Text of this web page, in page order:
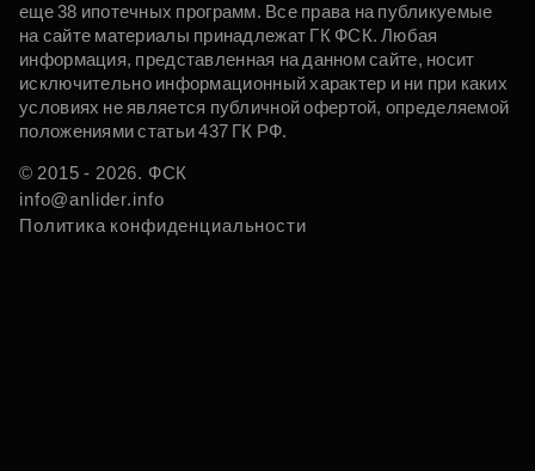
еще 38 ипотечных программ. Все права на публикуемые
на сайте материалы принадлежат ГК ФСК. Любая
информация, представленная на данном сайте, носит
исключительно информационный характер и ни при каких
условиях не является публичной офертой, определяемой
положениями статьи 437 ГК РФ.
© 2015 - 2026. ФСК
info@anlider.info
Политика конфиденциальности